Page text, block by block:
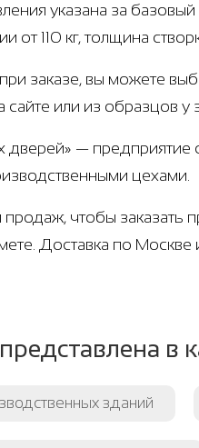
указана за
от 110 кг, толщина
заказе, вы можете
сайте или из образцов у
дверей» — предприятие
цехами.
продаж, чтобы заказать
Доставка по
в
зданий